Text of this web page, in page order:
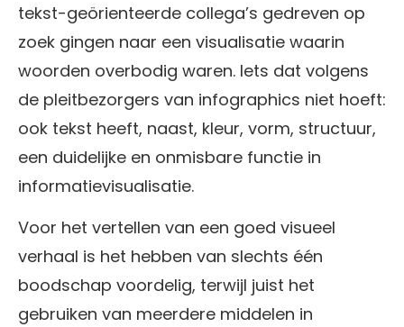
tekst-geörienteerde collega’s gedreven op
zoek gingen naar een visualisatie waarin
woorden overbodig waren. Iets dat volgens
de pleitbezorgers van infographics niet hoeft:
ook tekst heeft, naast, kleur, vorm, structuur,
een duidelijke en onmisbare functie in
informatievisualisatie.
Voor het vertellen van een goed visueel
verhaal is het hebben van slechts één
boodschap voordelig, terwijl juist het
gebruiken van meerdere middelen in